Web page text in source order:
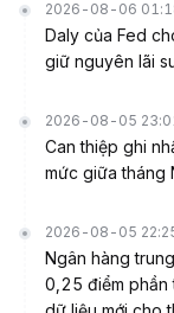
2026-08-06
Daly của Fed
giữ nguyên lãi
2026-08-05
Can thiệp ghi
mức giữa tháng
2026-08-05
Ngân hàng
0,25 điểm phần